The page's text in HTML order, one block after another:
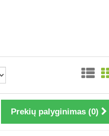
Prekių palyginimas (0)